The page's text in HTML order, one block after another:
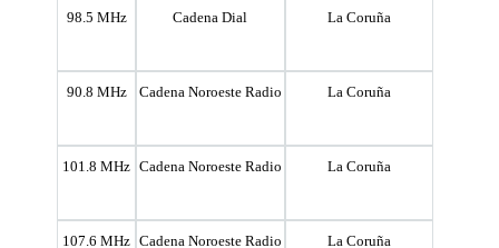
98.5 MHz Cadena Dial La Coruña
90.8 MHz Cadena Noroeste Radio La Coruña
101.8 MHz Cadena Noroeste Radio La Coruña
107.6 MHz Cadena Noroeste Radio La Coruña